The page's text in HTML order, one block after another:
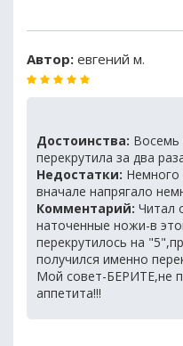
Автор: евгений м.
Достоинства: Восемь
перекрутила за два
Недостатки:
вначале напрягало
Комментарий: Читал
наточенные ножи-в
перекрутилось на
получился именно
Мой совет-БЕРИТЕ,не
аппетита!!!